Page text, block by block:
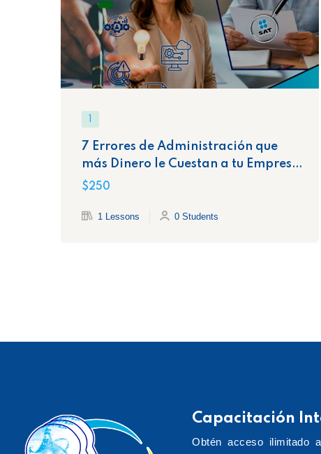
7 Errores de Administración que
más Dinero le Cuestan a tu Empresa
y la Exponen Ante el SAT
$250
1 Lessons 0 Students
Capacitación
Obtén acceso ilimitado